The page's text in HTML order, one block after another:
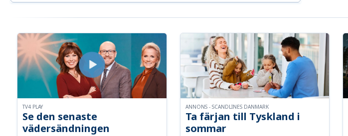
Se den senaste
vädersändningen
TV4 PLAY
Ta färjan till Tyskland i
sommar
ANNONS - SCANDLINES DANMARK